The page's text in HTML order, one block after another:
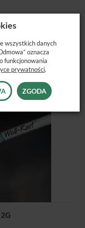
wszystkich danych
oznacza
funkcjonowania
prywatności.
ZGODA